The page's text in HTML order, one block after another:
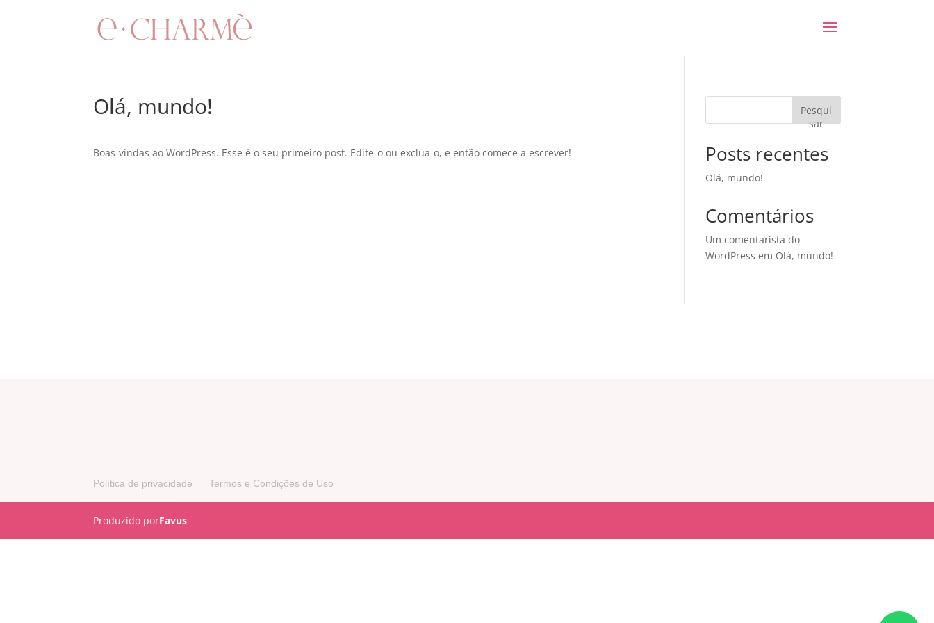
Olá, mundo!
Boas-vindas ao WordPress. Esse é o seu primeiro post. Edite-o ou exclua-o, e então comece a escrever!
Pesqui
sar
Posts recentes
Olá, mundo!
Comentários
Um comentarista do
WordPress em Olá, mundo!
Política de privacidade Termos e Condições de Uso
Produzido porFavus